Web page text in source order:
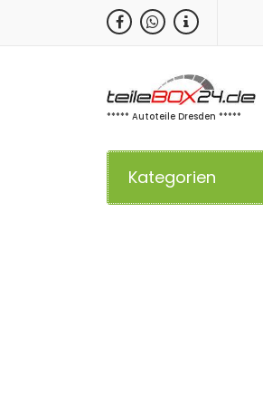
***** Autoteile Dresden *****
Kategorien